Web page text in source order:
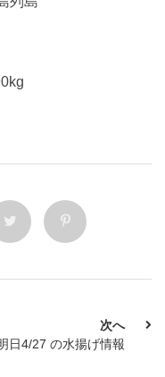
次へ
日4/27 の水揚げ情報